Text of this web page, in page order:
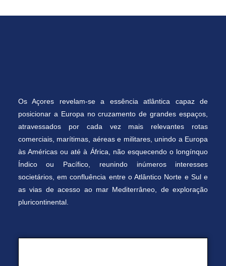
Os Açores revelam-se a essência atlântica capaz de
posicionar a Europa no cruzamento de grandes espaços,
atravessados por cada vez mais relevantes rotas
comerciais, marítimas, aéreas e militares, unindo a Europa
às Américas ou até à África, não esquecendo o longínquo
Índico ou Pacífico, reunindo inúmeros interesses
societários, em confluência entre o Atlântico Norte e Sul e
as vias de acesso ao mar Mediterrâneo, de exploração
pluricontinental.